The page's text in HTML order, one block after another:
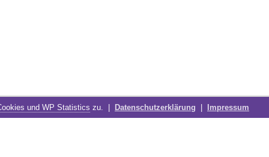
und WP Statistics zu. | Datenschutzerklärung Impressum